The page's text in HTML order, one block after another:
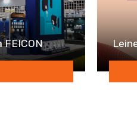
FEICON